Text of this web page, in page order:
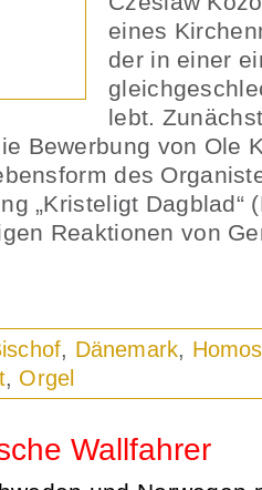
eines
der in einer
lebt.
Bewerbung von Ole
des
„Kristeligt Dagblad“
Reaktionen von
, Dänemark,
, Orgel
Wallfahrer